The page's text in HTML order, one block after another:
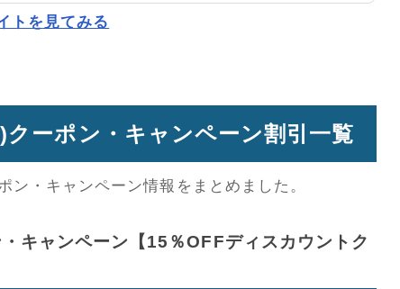
トを見てみる
ーポン・キャンペーン割引一覧
・キャンペーン情報をまとめました。
キャンペーン【15％OFFディスカウントク